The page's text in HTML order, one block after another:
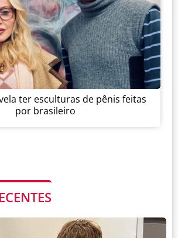
ter esculturas de pênis feitas
por brasileiro